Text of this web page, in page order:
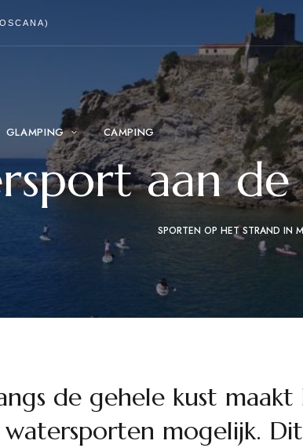
GLAMPING CAMPING
aan de
SPORTEN OP HET STRAND IN
de gehele kust maakt
mogelijk.